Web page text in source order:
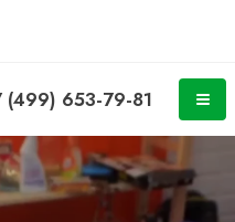
(499) 653-79-81